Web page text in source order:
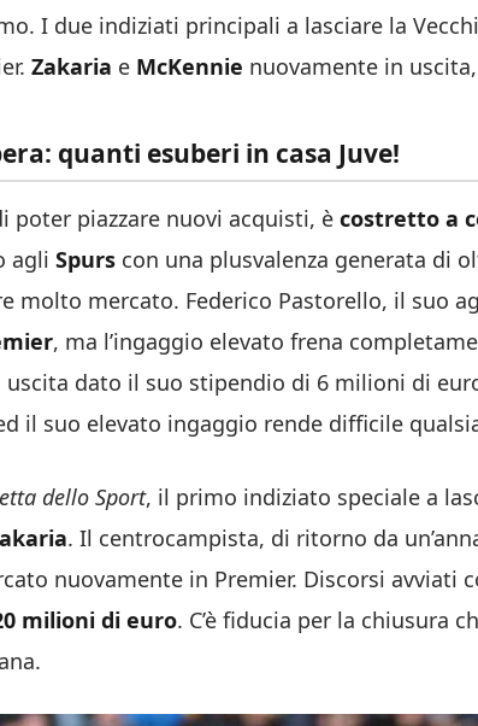
I due indiziati principali a lasciare la
Zakaria e McKennie nuovamente in
quanti esuberi in casa Juve!
poter piazzare nuovi acquisti, è costretto a
agli Spurs con una plusvalenza generata di
molto mercato. Federico Pastorello, il suo
, ma l’ingaggio elevato frena
uscita dato il suo stipendio di 6 milioni di
il suo elevato ingaggio rende difficile
dello Sport, il primo indiziato speciale a
. Il centrocampista, di ritorno da
nuovamente in Premier. Discorsi avviati
milioni di euro. C’è fiducia per la chiusura